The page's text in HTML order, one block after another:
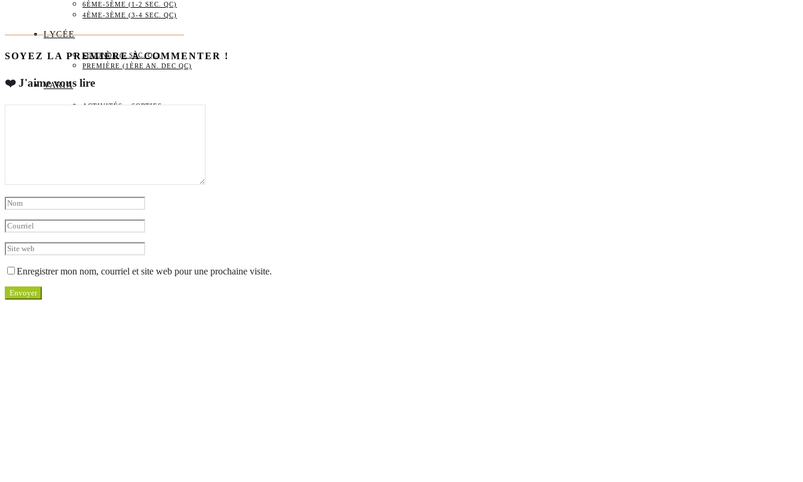
6ÈME-5ÈME (1-2 SEC. QC)
4ÈME-3ÈME (3-4 SEC. QC)
LYCÉE
SECONDE (5 SEC. QC)
PREMIÈRE (1ÈRE AN. DEC QC)
VARIA
ACTIVITÉS – SORTIES
SOYEZ LA PREMIÈRE À COMMENTER !
❤️ J'aime vous lire
Enregistrer mon nom, courriel et site web pour une prochaine visite.